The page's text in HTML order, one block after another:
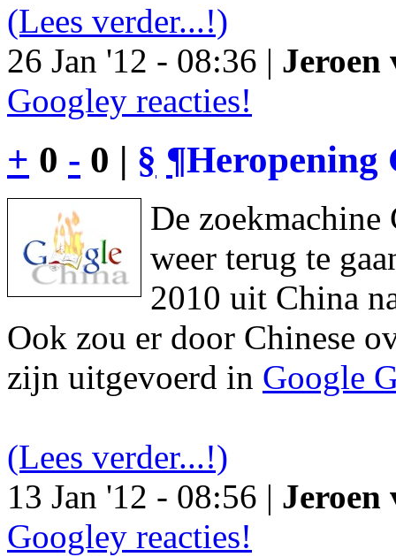
(Lees verder...!)
26 Jan '12 - 08:36 | Jeroen
Googley reacties!
+ 0 - 0 | § ¶Heropening
De
weer terug te
2010 uit China
Ook zou er door Chinese
zijn uitgevoerd in Google
(Lees verder...!)
13 Jan '12 - 08:56 | Jeroen
Googley reacties!